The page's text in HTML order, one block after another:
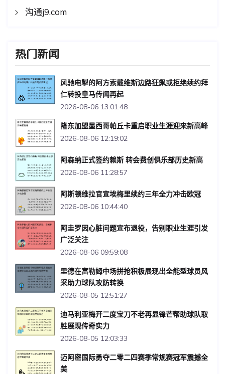
沟通j9.com
热门新闻
风驰电掣的阿方索戴维斯边路狂飙或拒绝续约拜
仁转投皇马传闻再起
2026-08-06 13:01:48
隆东加盟墨西哥帕丘卡重启职业生涯迎来新高峰
2026-08-06 12:19:02
阿森纳正式签约赖斯 转会费创俱乐部历史新高
2026-08-06 11:28:57
阿斯顿维拉官宣埃梅里续约三年全力冲击欧冠
2026-08-06 10:44:40
阿圭罗因心脏问题宣布退役，告别职业生涯引发
广泛关注
2026-08-06 09:59:08
里德在富勒姆中场拼抢积极展现出全能型球员风
采助力球队攻防转换
2026-08-05 12:51:27
迪马利亚梅开二度宝刀不老再显锋芒帮助球队取
胜展现传奇实力
2026-08-05 12:03:33
迈阿密国际勇夺二零二四赛季常规赛冠军震撼全
美